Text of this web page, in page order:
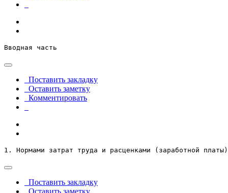
Вводная часть
Поставить закладку
Оставить заметку
Комментировать
1. Нормами затрат труда и расценками (заработной
Поставить закладку
Оставить заметку